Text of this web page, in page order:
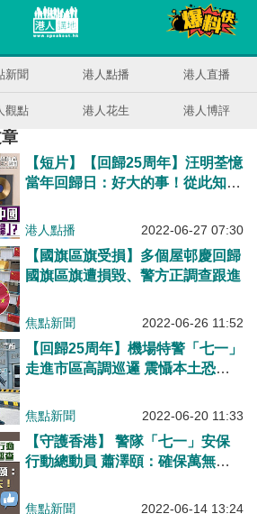
新聞 港人點播 港人直播
觀點 港人花生 港人博評
【短片】【回歸25周年】汪明荃憶
當年回歸日：好大的事！從此知道
變化、今年將迎「不一樣回歸」
港人點播 2022-06-27 07:30
【國旗區旗受損】多個屋邨慶回歸
國旗區旗遭損毀、警方正調查跟進
焦點新聞 2022-06-26 11:52
【回歸25周年】機場特警「七一」
走進市區高調巡邏 震懾本土恐怖
焦點新聞 2022-06-20 11:33
【守護香港】 警隊「七一」安保
行動總動員 蕭澤頤：確保萬無一
焦點新聞 2022-06-14 13:24